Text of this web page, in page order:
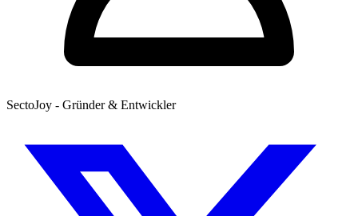
SectoJoy - Gründer & Entwickler